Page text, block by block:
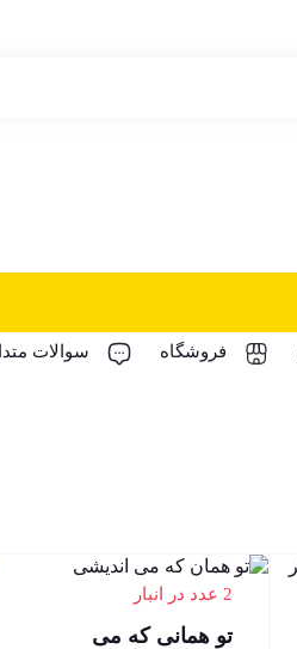
فروشگاه سوالات
2 عدد در انبار
تو همانی که می